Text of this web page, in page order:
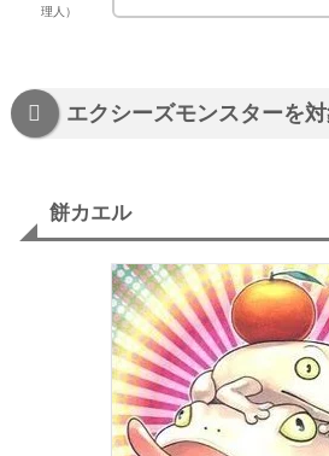
理人）
エクシーズモンスターを
餅カエル